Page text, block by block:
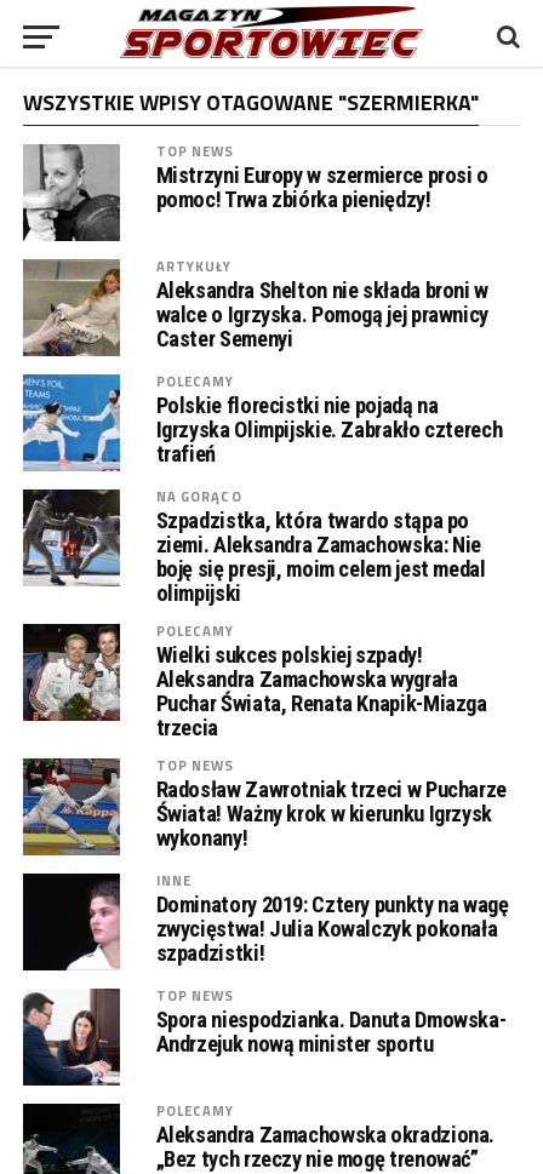
WSZYSTKIE WPISY OTAGOWANE "SZERMIERKA"
TOP NEWS
Mistrzyni Europy w szermierce prosi o
pomoc! Trwa zbiórka pieniędzy!
ARTYKUŁY
Aleksandra Shelton nie składa broni w
walce o Igrzyska. Pomogą jej prawnicy
Caster Semenyi
POLECAMY
Polskie florecistki nie pojadą na
Igrzyska Olimpijskie. Zabrakło czterech
trafień
NA GORĄCO
Szpadzistka, która twardo stąpa po
ziemi. Aleksandra Zamachowska: Nie
boję się presji, moim celem jest medal
olimpijski
POLECAMY
Wielki sukces polskiej szpady!
Aleksandra Zamachowska wygrała
Puchar Świata, Renata Knapik-Miazga
trzecia
TOP NEWS
Radosław Zawrotniak trzeci w Pucharze
Świata! Ważny krok w kierunku Igrzysk
wykonany!
INNE
Dominatory 2019: Cztery punkty na wagę
zwycięstwa! Julia Kowalczyk pokonała
szpadzistki!
TOP NEWS
Spora niespodzianka. Danuta Dmowska-
Andrzejuk nową minister sportu
POLECAMY
Aleksandra Zamachowska okradziona.
„Bez tych rzeczy nie mogę trenować”